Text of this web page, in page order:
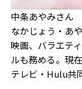
中条あやみさん
なかじょう・あ
映画、バラエテ
ルも務める。現
テレビ・Hulu共